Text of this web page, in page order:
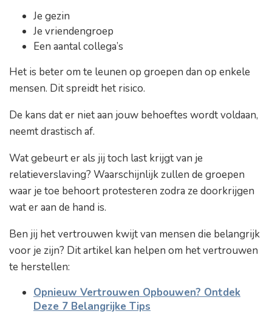
Je gezin
Je vriendengroep
Een aantal collega’s
Het is beter om te leunen op groepen dan op enkele
mensen. Dit spreidt het risico.
De kans dat er niet aan jouw behoeftes wordt voldaan,
neemt drastisch af.
Wat gebeurt er als jij toch last krijgt van je
relatieverslaving? Waarschijnlijk zullen de groepen
waar je toe behoort protesteren zodra ze doorkrijgen
wat er aan de hand is.
Ben jij het vertrouwen kwijt van mensen die belangrijk
voor je zijn? Dit artikel kan helpen om het vertrouwen
te herstellen:
Opnieuw Vertrouwen Opbouwen? Ontdek
Deze 7 Belangrijke Tips